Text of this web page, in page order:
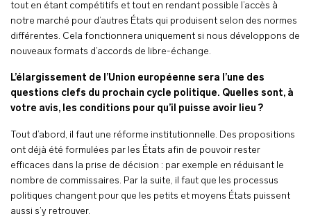
tout en étant compétitifs et tout en rendant possible l’accès à
notre marché pour d’autres États qui produisent selon des normes
différentes. Cela fonctionnera uniquement si nous développons de
nouveaux formats d’accords de libre-échange.
L’élargissement de l’Union européenne sera l’une des
questions clefs du prochain cycle politique. Quelles sont, à
votre avis, les conditions pour qu’il puisse avoir lieu ?
Tout d’abord, il faut une réforme institutionnelle. Des propositions
ont déjà été formulées par les États afin de pouvoir rester
efficaces dans la prise de décision : par exemple en réduisant le
nombre de commissaires. Par la suite, il faut que les processus
politiques changent pour que les petits et moyens États puissent
aussi s’y retrouver.